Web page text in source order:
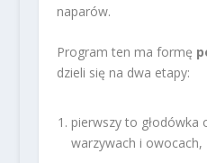
naparów.
Program ten ma formę
dzieli się na dwa etapy:
pierwszy to głodówka
warzywach i owocach,